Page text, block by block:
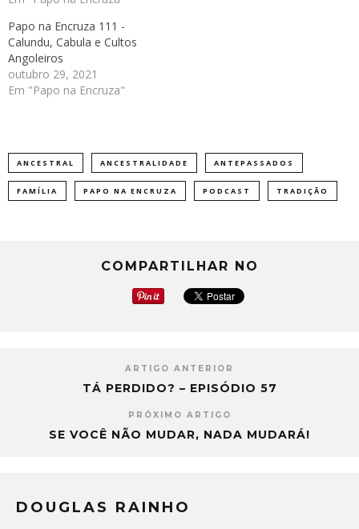
Papo na Encruza 111 -
Calundu, Cabula e Cultos
Angoleiros
outubro 29, 2021
Em "Papo na Encruza"
ANCESTRAL ANCESTRALIDADE ANTEPASSADOS
FAMÍLIA PAPO NA ENCRUZA PODCAST TRADIÇÃO
COMPARTILHAR NO
ARTIGO ANTERIOR
TÁ PERDIDO? – EPISÓDIO 57
PRÓXIMO ARTIGO
SE VOCÊ NÃO MUDAR, NADA MUDARÁ!
DOUGLAS RAINHO